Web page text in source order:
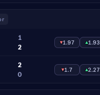
1
2
▾1.97 ▴1.93
2
0
▾1.7 ▴2.27